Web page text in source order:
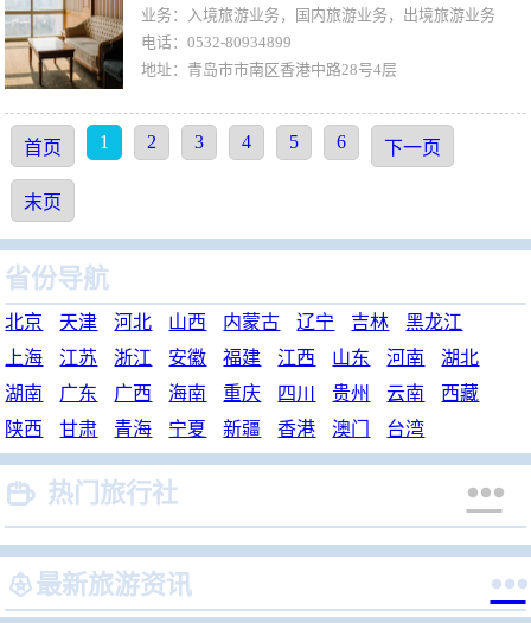
业务：入境旅游业务，国内旅游业务，出境旅游业务
电话：0532-80934899
地址：青岛市市南区香港中路28号4层
首页 1 2 3 4 5 6 下一页
末页
省份导航
北京 天津 河北 山西 内蒙古 辽宁 吉林
黑龙江
上海
江苏 浙江 安徽 福建 江西 山东 河南
湖北
湖南
广东 广西 海南 重庆 四川 贵州 云南
西藏
陕西
甘肃 青海 宁夏 新疆 香港 澳门 台湾
 热门旅行社 
最新旅游资讯 